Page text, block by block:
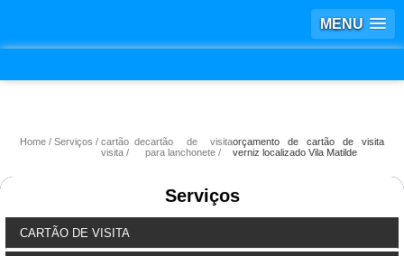
MENU
Home Serviços
cartão de
visita
cartão de visita
para lanchonete
orçamento de cartão de visita
verniz localizado Vila Matilde
Serviços
CARTÃO DE VISITA